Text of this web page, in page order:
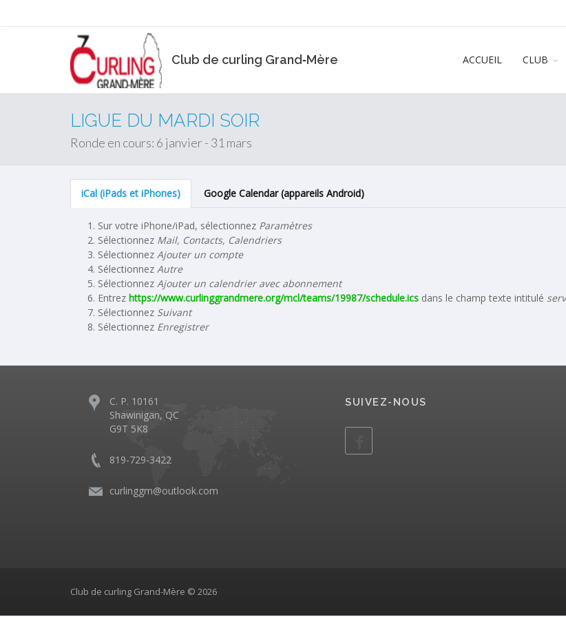
Club de curling Grand‑Mère ACCUEIL CLUB
LIGUE DU MARDI SOIR
Ronde en cours: 6 janvier - 31 mars
iCal (iPads et iPhones) Google Calendar (appareils Android)
Sur votre iPhone/iPad, sélectionnez Paramètres
Sélectionnez Mail, Contacts, Calendriers
Sélectionnez Ajouter un compte
Sélectionnez Autre
Sélectionnez Ajouter un calendrier avec abonnement
Entrez https://www.curlinggrandmere.org/mcl/teams/19987/schedule.ics dans le champ texte intitulé
Sélectionnez Suivant
Sélectionnez Enregistrer
C. P. 10161
Shawinigan, QC
G9T 5K8
819-729-3422
curlinggm@outlook.com
SUIVEZ-NOUS
Club de curling Grand-Mère © 2026